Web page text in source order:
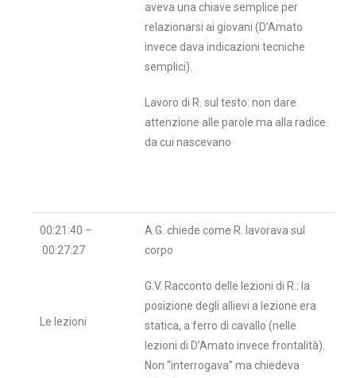
aveva una chiave semplice per
relazionarsi ai giovani (D’Amato
invece dava indicazioni tecniche
semplici).
Lavoro di R. sul testo: non dare
attenzione alle parole ma alla radice
da cui nascevano
00:21:40 –
00:27:27
Le lezioni
A.G. chiede come R. lavorava sul
corpo
G.V. Racconto delle lezioni di R.: la
posizione degli allievi a lezione era
statica, a ferro di cavallo (nelle
lezioni di D’Amato invece frontalità).
Non “interrogava” ma chiedeva